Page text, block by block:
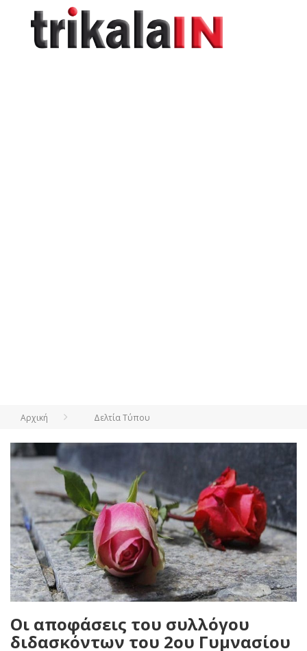
Αρχική Δελτία Τύπου
Οι αποφάσεις του συλλόγου
διδασκόντων του 2ου Γυμνασίου